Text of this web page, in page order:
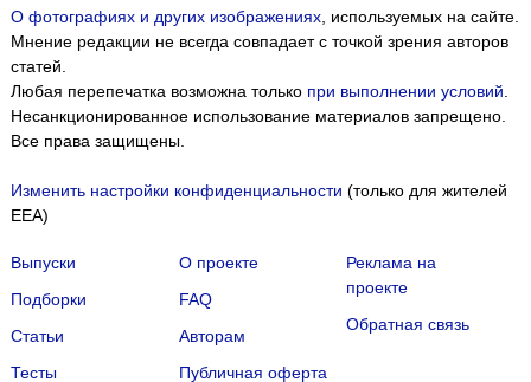
О фотографиях и других изображениях, используемых на сайте.
Мнение редакции не всегда совпадает с точкой зрения авторов
статей.
Любая перепечатка возможна только при выполнении условий
Несанкционированное использование материалов запрещено.
Все права защищены.
Изменить настройки конфиденциальности (только для жителей
EEA)
Выпуски
Подборки
Статьи
Тесты
О проекте
FAQ
Авторам
Публичная оферта
Реклама на
проекте
Обратная связь